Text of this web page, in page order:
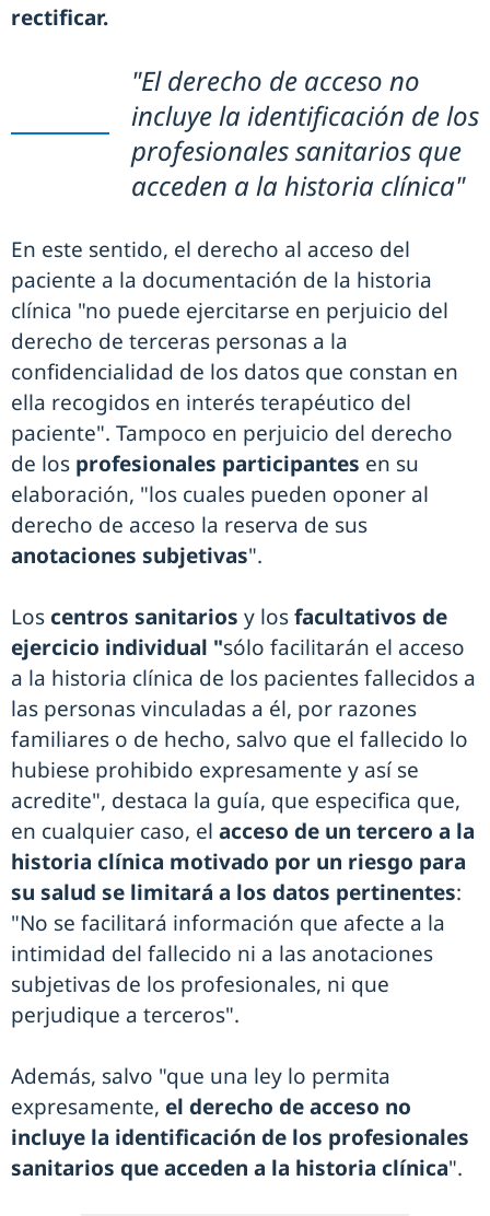
rectificar.
"El derecho de acceso no
incluye la identificación de los
profesionales sanitarios que
acceden a la historia clínica"
En este sentido, el derecho al acceso del
paciente a la documentación de la historia
clínica "no puede ejercitarse en perjuicio del
derecho de terceras personas a la
confidencialidad de los datos que constan en
ella recogidos en interés terapéutico del
paciente". Tampoco en perjuicio del derecho
de los profesionales participantes en su
elaboración, "los cuales pueden oponer al
derecho de acceso la reserva de sus
anotaciones subjetivas".
Los centros sanitarios y losfacultativos de
ejercicio individual "sólo facilitarán el acceso
a la historia clínica de los pacientes fallecidos a
las personas vinculadas a él, por razones
familiares o de hecho, salvo que el fallecido lo
hubiese prohibido expresamente y así se
acredite", destaca la guía, que especifica que,
en cualquier caso, el acceso de un tercero a la
historia clínica motivado por un riesgo para
su salud se limitará a los datos pertinentes:
"No se facilitará información que afecte a la
intimidad del fallecido ni a las anotaciones
subjetivas de los profesionales, ni que
perjudique a terceros".
Además, salvo "que una ley lo permita
expresamente, el derecho de acceso no
incluye la identificación de los profesionales
sanitarios que acceden a la historia clínica".